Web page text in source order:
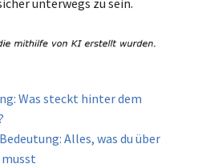
Was steckt hinter dem
Alles, was du über